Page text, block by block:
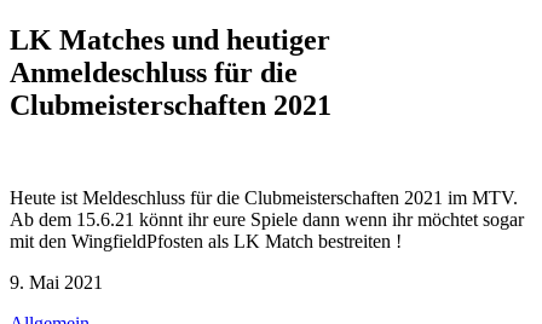
LK Matches und heutiger
Anmeldeschluss für die
Clubmeisterschaften 2021
Heute ist Meldeschluss für die Clubmeisterschaften 2021 im MTV.
Ab dem 15.6.21 könnt ihr eure Spiele dann wenn ihr möchtet sogar
mit den WingfieldPfosten als LK Match bestreiten !
9. Mai 2021